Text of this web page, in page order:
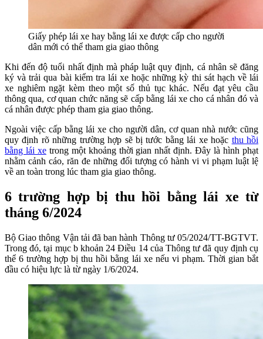
Giấy phép lái xe hay bằng lái xe được cấp cho người
dân mới có thể tham gia giao thông
Khi đến độ tuổi nhất định mà pháp luật quy định, cá nhân sẽ đăng
ký và trải qua bài kiểm tra lái xe hoặc những kỳ thi sát hạch về lái
xe nghiêm ngặt kèm theo một số thủ tục khác. Nếu đạt yêu cầu
thông qua, cơ quan chức năng sẽ cấp bằng lái xe cho cá nhân đó và
cá nhân được phép tham gia giao thông.
Ngoài việc cấp bằng lái xe cho người dân, cơ quan nhà nước cũng
quy định rõ những trường hợp sẽ bị tước bằng lái xe hoặc thu hồi
bằng lái xetrong một khoảng thời gian nhất định. Đây là hình phạt
nhằm cảnh cáo, răn đe những đối tượng có hành vi vi phạm luật lệ
về an toàn trong lúc tham gia giao thông.
6 trường hợp bị thu hồi bằng lái xe từ
tháng 6/2024
Bộ Giao thông Vận tải đã ban hành Thông tư 05/2024/TT-BGTVT.
Trong đó, tại mục b khoản 24 Điều 14 của Thông tư đã quy định cụ
thể 6 trường hợp bị thu hồi bằng lái xe nếu vi phạm. Thời gian bắt
đầu có hiệu lực là từ ngày 1/6/2024.